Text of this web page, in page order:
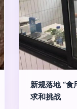
新规落地 “食
求和挑战